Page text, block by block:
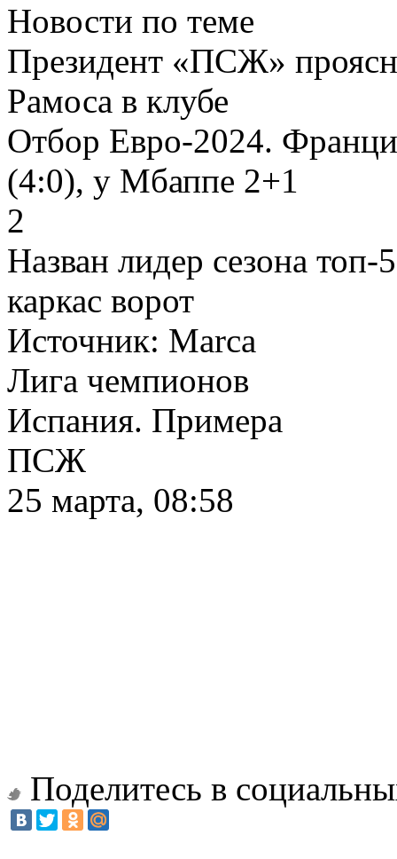
Новости по теме
Президент «ПСЖ»
Рамоса в клубе
Отбор Евро-2024.
(4:0), у Мбаппе 2+1
2
Назван лидер сезона
каркас ворот
Источник: Marca
Лига чемпионов
Испания. Примера
ПСЖ
25 марта, 08:58
Поделитесь в